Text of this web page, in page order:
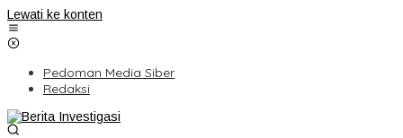
Lewati ke konten
Pedoman Media Siber
Redaksi